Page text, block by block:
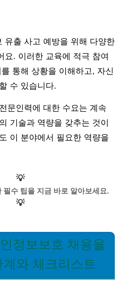
유출 사고 예방을 위해 다양한
요. 이러한 교육에 적극 참여
통해 상황을 이해하고, 자신
수 있습니다.
문인력에 대한 수요는 계속
기술과 역량을 갖추는 것이
이 분야에서 필요한 역량을
💡
필수 팁을 지금 바로 알아보세요.
💡
정보보호 채용을
와 체크리스트